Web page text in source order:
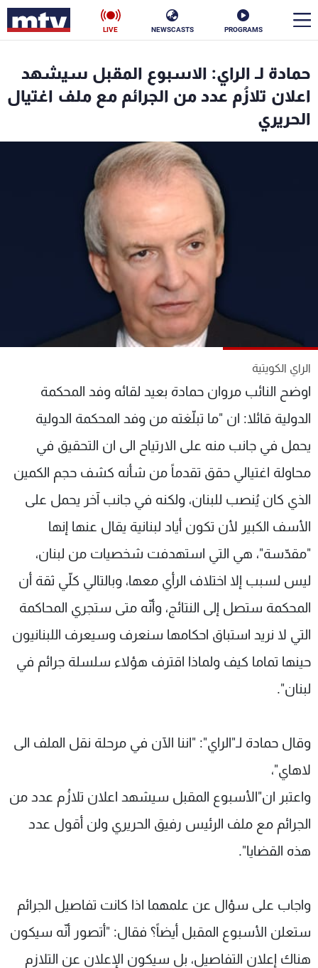
PROGRAMS
NEWSCASTS
LIVE
حمادة لـ الراي: الاسبوع المقبل سيشهد
اعلان تلازُم عدد من الجرائم مع ملف اغتيال
الحريري
الراي الكويتية
اوضح النائب مروان حمادة بعيد لقائه وفد المحكمة
الدولية قائلا: ان "ما تبلّغته من وفد المحكمة الدولية
يحمل في جانب منه على الارتياح الى ان التحقيق في
محاولة اغتيالي حقق تقدماً من شأنه كشف حجم الكمين
الذي كان يُنصب للبنان، ولكنه في جانب آخر يحمل على
الأسف الكبير لأن تكون أياد لبنانية يقال عنها إنها
"مقدّسة"، هي التي استهدفت شخصيات من لبنان،
ليس لسبب إلا اختلاف الرأي معها، وبالتالي كلّي ثقة أن
المحكمة ستصل إلى النتائج، وأنّه متى ستجري المحاكمة
التي لا نريد استباق احكامها سنعرف وسيعرف اللبنانيون
حينها تماما كيف ولماذا اقترف هؤلاء سلسلة جرائم في
لبنان".
وقال حمادة لـ"الراي": "اننا الآن في مرحلة نقل الملف الى
لاهاي"،
واعتبر ان"الأسبوع المقبل سيشهد اعلان تلازُم عدد من
الجرائم مع ملف الرئيس رفيق الحريري ولن أقول عدد
هذه القضايا".
واجاب على سؤال عن علمهما اذا كانت تفاصيل الجرائم
ستعلن الأسبوع المقبل أيضاً؟ فقال: "أتصور أنّه سيكون
هناك إعلان التفاصيل، بل سيكون الإعلان عن التلازم
الأخبار
سياسة
فن
شاهد البرامج
الترددات
عن MTV
الإنـتـاج
لاعلاناتكم
وظائف
تواصل معنا
شروط الإسـتخدام
سياسة الخصوصية